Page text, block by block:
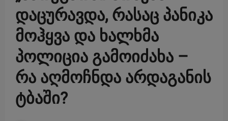
დაცურავდა, რასაც პანიკა
მოჰყვა და ხალხმა
პოლიცია გამოიძახა –
რა აღმოჩნდა არდაგანის
ტბაში?